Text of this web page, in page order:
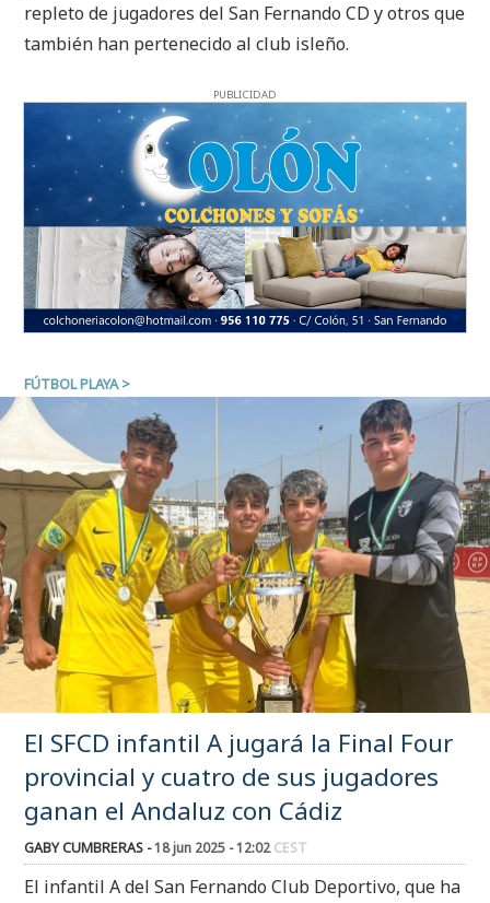
repleto de jugadores del San Fernando CD y otros que
también han pertenecido al club isleño.
PUBLICIDAD
FÚTBOL PLAYA>
El SFCD infantil A jugará la Final Four
provincial y cuatro de sus jugadores
ganan el Andaluz con Cádiz
GABY CUMBRERAS -18 jun 2025 - 12:02CEST
El infantil A del San Fernando Club Deportivo, que ha